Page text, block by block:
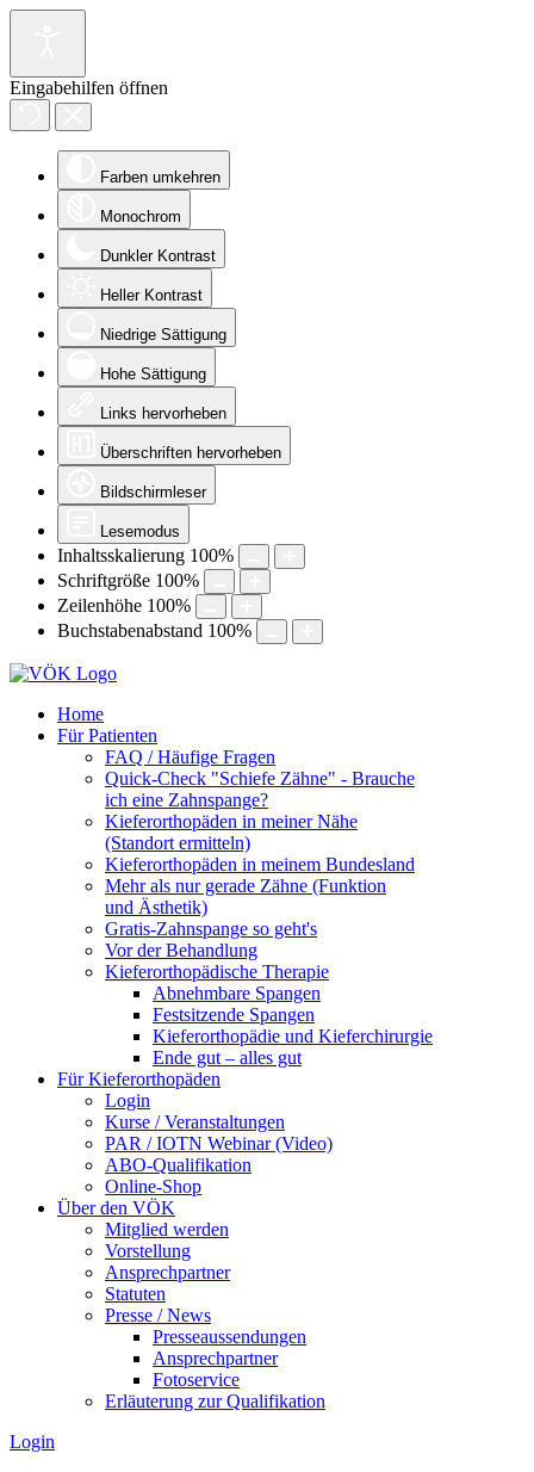
Eingabehilfen öffnen
Farben umkehren
Monochrom
Dunkler Kontrast
Heller Kontrast
Niedrige Sättigung
Hohe Sättigung
Links hervorheben
Überschriften hervorheben
Bildschirmleser
Lesemodus
Inhaltsskalierung 100%
Schriftgröße 100%
Zeilenhöhe 100%
Buchstabenabstand 100%
Home
Für Patienten
FAQ / Häufige Fragen
Quick-Check "Schiefe Zähne" - Brauche
ich eine Zahnspange?
Kieferorthopäden in meiner Nähe
(Standort ermitteln)
Kieferorthopäden in meinem Bundesland
Mehr als nur gerade Zähne (Funktion
und Ästhetik)
Gratis-Zahnspange so geht's
Vor der Behandlung
Kieferorthopädische Therapie
Abnehmbare Spangen
Festsitzende Spangen
Kieferorthopädie und Kieferchirurgie
Ende gut – alles gut
Für Kieferorthopäden
Login
Kurse / Veranstaltungen
PAR / IOTN Webinar (Video)
ABO-Qualifikation
Online-Shop
Über den VÖK
Mitglied werden
Vorstellung
Ansprechpartner
Statuten
Presse / News
Presseaussendungen
Ansprechpartner
Fotoservice
Erläuterung zur Qualifikation
Login